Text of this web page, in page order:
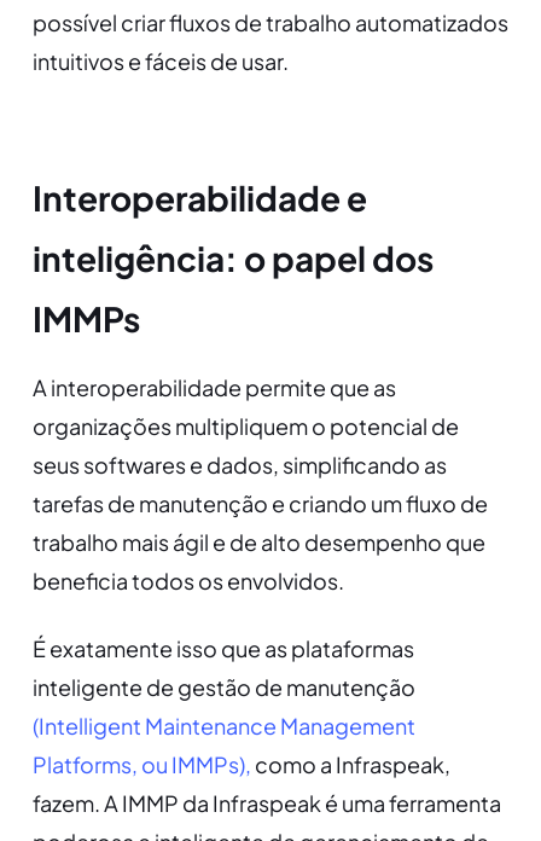
possível criar fluxos de trabalho automatizados
intuitivos e fáceis de usar.
Interoperabilidade e
inteligência: o papel dos
IMMPs
A interoperabilidade permite que as
organizações multipliquem o potencial de
seus softwares e dados, simplificando as
tarefas de manutenção e criando um fluxo de
trabalho mais ágil e de alto desempenho que
beneficia todos os envolvidos.
É exatamente isso que as plataformas
inteligente de gestão de manutenção
(Intelligent Maintenance Management
Platforms, ou IMMPs), como a Infraspeak,
fazem. A IMMP da Infraspeak é uma ferramenta